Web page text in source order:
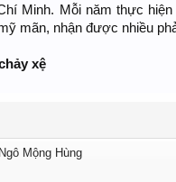
Minh. Mỗi năm thực
mãn, nhận được nhiều
xệ
Mộng Hùng